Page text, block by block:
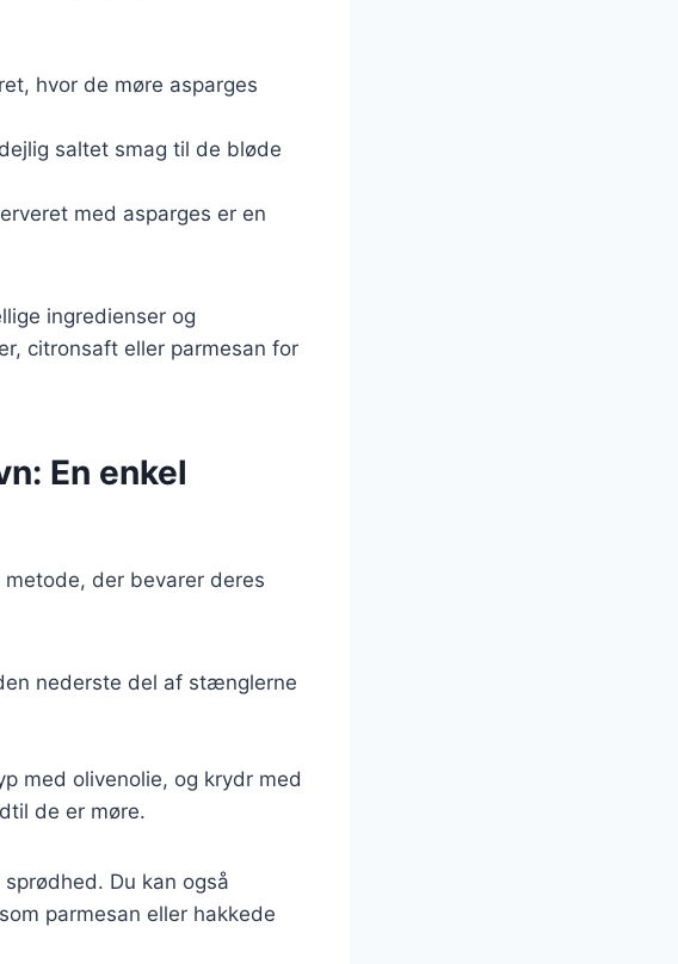
hvor de møre asparges
saltet smag til de bløde
med asparges er en
ingredienser og
citronsaft eller parmesan for
En enkel
der bevarer deres
nederste del af stænglerne
med olivenolie, og krydr med
de er møre.
Du kan også
parmesan eller hakkede